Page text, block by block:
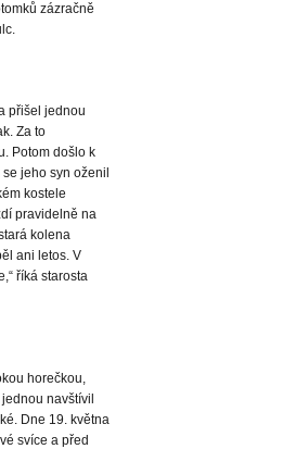
zázračně
přišel jednou
Za to
Potom došlo k
jeho syn oženil
kostele
pravidelně na
kolena
ani letos. V
říká starosta
horečkou,
navštívil
Dne 19. května
svíce a před